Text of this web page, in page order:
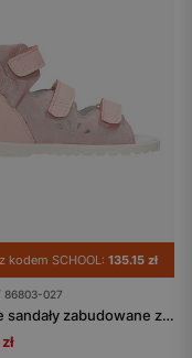
kodem SCHOOL: 135.15 zł
86803-027
Różowe sandały zabudowane z kokardką BARTEK 86803-027